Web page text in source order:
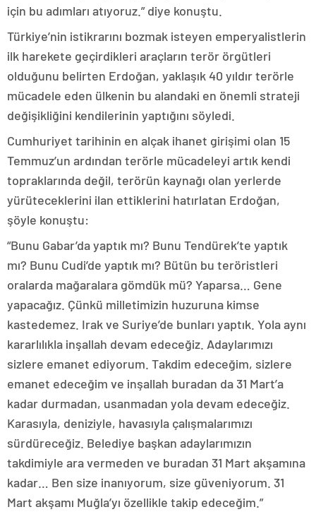
için bu adımları atıyoruz.” diye konuştu.
Türkiye’nin istikrarını bozmak isteyen emperyalistlerin
ilk harekete geçirdikleri araçların terör örgütleri
olduğunu belirten Erdoğan, yaklaşık 40 yıldır terörle
mücadele eden ülkenin bu alandaki en önemli strateji
değişikliğini kendilerinin yaptığını söyledi.
Cumhuriyet tarihinin en alçak ihanet girişimi olan 15
Temmuz’un ardından terörle mücadeleyi artık kendi
topraklarında değil, terörün kaynağı olan yerlerde
yürüteceklerini ilan ettiklerini hatırlatan Erdoğan,
şöyle konuştu:
“Bunu Gabar’da yaptık mı? Bunu Tendürek’te yaptık
mı? Bunu Cudi’de yaptık mı? Bütün bu teröristleri
oralarda mağaralara gömdük mü? Yaparsa… Gene
yapacağız. Çünkü milletimizin huzuruna kimse
kastedemez. Irak ve Suriye’de bunları yaptık. Yola aynı
kararlılıkla inşallah devam edeceğiz. Adaylarımızı
sizlere emanet ediyorum. Takdim edeceğim, sizlere
emanet edeceğim ve inşallah buradan da 31 Mart’a
kadar durmadan, usanmadan yola devam edeceğiz.
Karasıyla, deniziyle, havasıyla çalışmalarımızı
sürdüreceğiz. Belediye başkan adaylarımızın
takdimiyle ara vermeden ve buradan 31 Mart akşamına
kadar… Ben size inanıyorum, size güveniyorum. 31
Mart akşamı Muğla’yı özellikle takip edeceğim.”